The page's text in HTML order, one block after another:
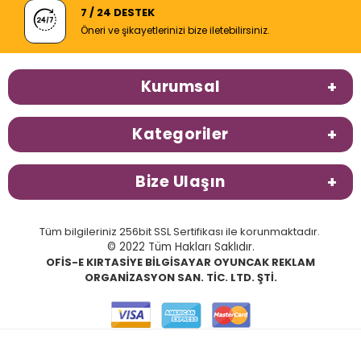
7 / 24 DESTEK
Öneri ve şikayetlerinizi bize iletebilirsiniz.
Kurumsal
Kategoriler
Bize Ulaşın
Tüm bilgileriniz 256bit SSL Sertifikası ile korunmaktadır.
© 2022 Tüm Hakları Saklıdır.
OFİS-E KIRTASİYE BİLGİSAYAR OYUNCAK REKLAM
ORGANİZASYON SAN. TİC. LTD. ŞTİ.